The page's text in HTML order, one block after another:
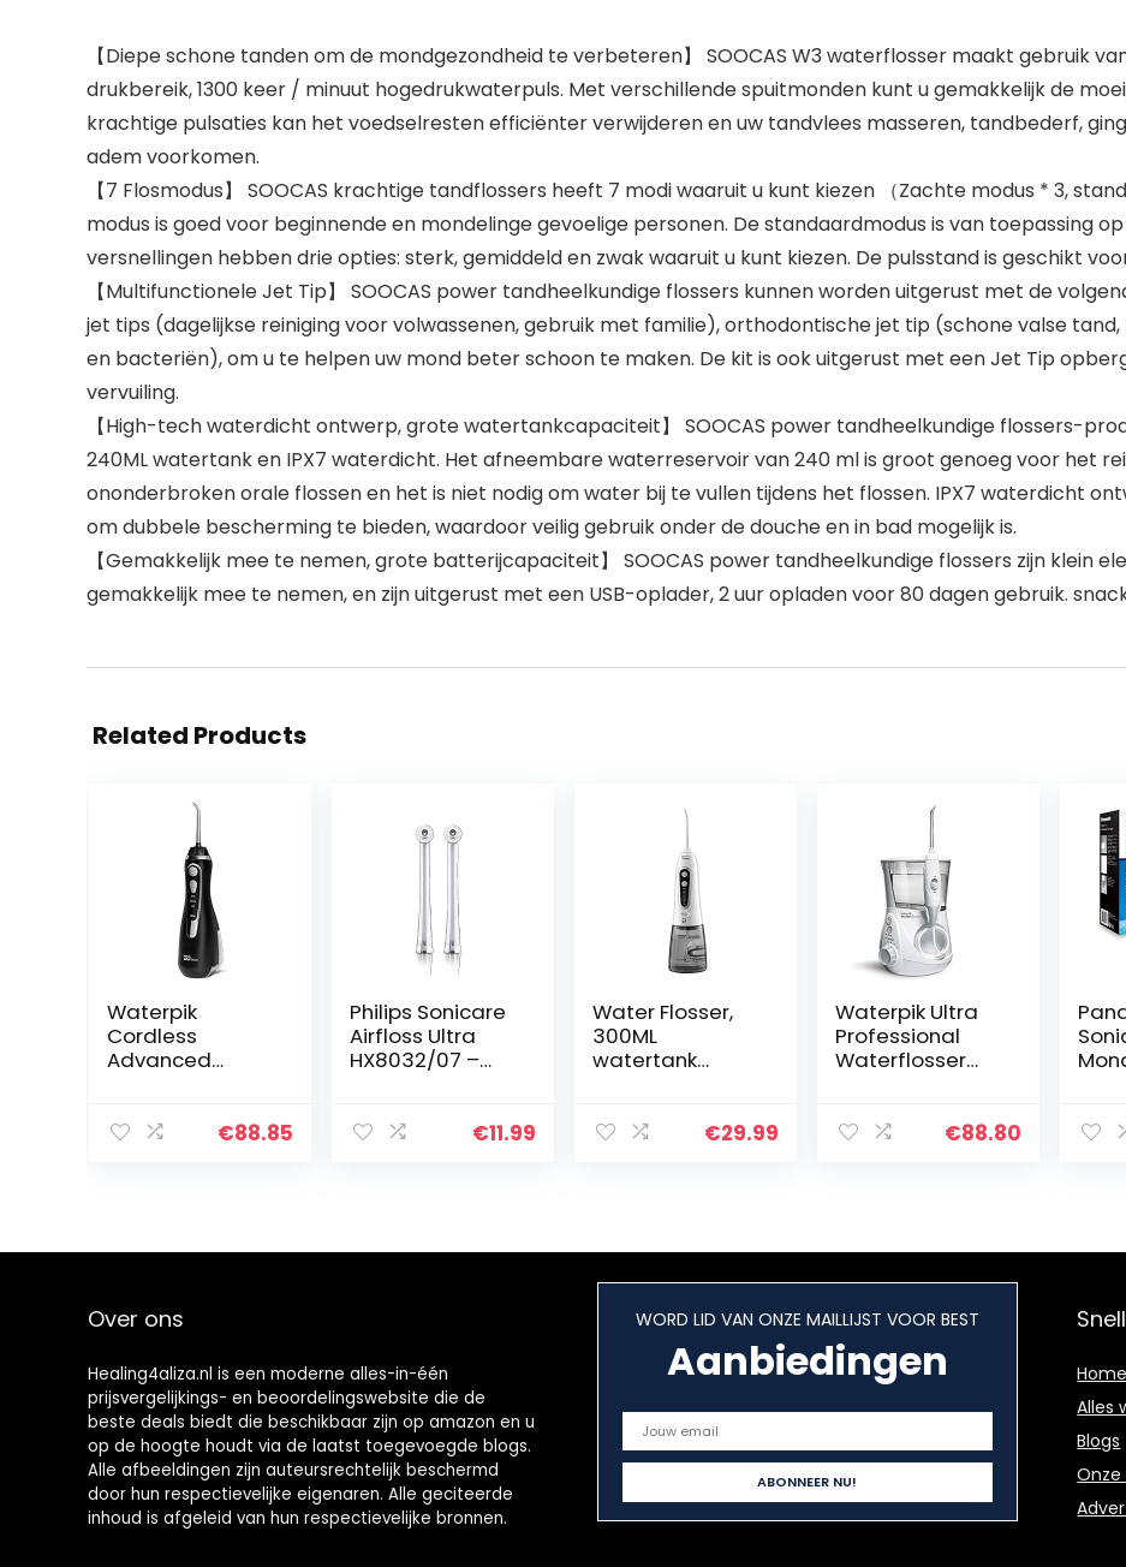
【Diepe schone tanden om de mondgezondheid te verbeteren】 SOOCAS W3 waterflosser maakt gebruik
drukbereik, 1300 keer / minuut hogedrukwaterpuls. Met verschillende spuitmonden kunt u gemakkelijk de
krachtige pulsaties kan het voedselresten efficiënter verwijderen en uw tandvlees masseren, tandbederf,
adem voorkomen.
【7 Flosmodus】 SOOCAS krachtige tandflossers heeft 7 modi waaruit u kunt kiezen （Zachte modus * 3,
modus is goed voor beginnende en mondelinge gevoelige personen. De standaardmodus is van toepassing
versnellingen hebben drie opties: sterk, gemiddeld en zwak waaruit u kunt kiezen. De pulsstand is geschikt
【Multifunctionele Jet Tip】 SOOCAS power tandheelkundige flossers kunnen worden uitgerust met de
jet tips (dagelijkse reiniging voor volwassenen, gebruik met familie), orthodontische jet tip (schone valse
en bacteriën), om u te helpen uw mond beter schoon te maken. De kit is ook uitgerust met een Jet Tip
vervuiling.
【High-tech waterdicht ontwerp, grote watertankcapaciteit】 SOOCAS power tandheelkundige flossers-
240ML watertank en IPX7 waterdicht. Het afneembare waterreservoir van 240 ml is groot genoeg voor het
ononderbroken orale flossen en het is niet nodig om water bij te vullen tijdens het flossen. IPX7 waterdicht
om dubbele bescherming te bieden, waardoor veilig gebruik onder de douche en in bad mogelijk is.
【Gemakkelijk mee te nemen, grote batterijcapaciteit】 SOOCAS power tandheelkundige flossers zijn klein
gemakkelijk mee te nemen, en zijn uitgerust met een USB-oplader, 2 uur opladen voor 80 dagen gebruik.
Related Products
Waterpik
Cordless
Advanced
met 3
€88.85
Philips Sonicare
Airfloss Ultra
HX8032/07 –
stuks – Zilver€11.99
Water Flosser,
300ML
watertank
modi, 5
USB-oplader…
€29.99
Waterpik Ultra
Professional
Waterflosser
Drukregelaar
€88.80
Over ons
Healing4aliza.nl is een moderne alles-in-één
prijsvergelijkings- en beoordelingswebsite die de
beste deals biedt die beschikbaar zijn op amazon en u
op de hoogte houdt via de laatst toegevoegde blogs.
Alle afbeeldingen zijn auteursrechtelijk beschermd
door hun respectievelijke eigenaren. Alle geciteerde
inhoud is afgeleid van hun respectievelijke bronnen.
WORD LID VAN ONZE MAILLIJST VOOR BEST
Aanbiedingen
Home
Alles
Blogs
Onze